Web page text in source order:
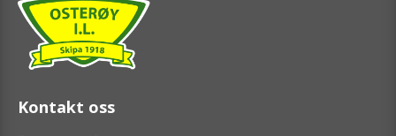
Kontakt oss